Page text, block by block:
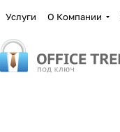
Услуги О Компании